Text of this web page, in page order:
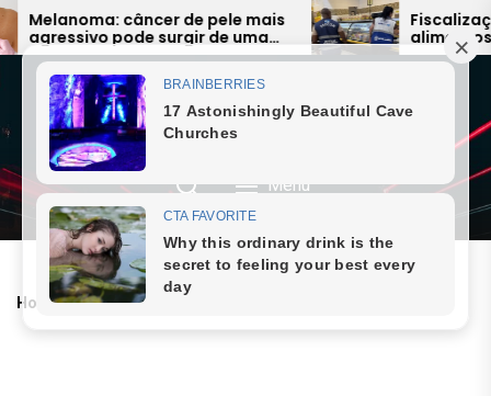
Skip
to
content
câncer de pele mais
pode surgir de uma
pinta e preocupa
Fiscalização
alimentos
expõe falhas
dos Lagos
JORNAL SAQUAREMA
Menu
Home Raul Seixas